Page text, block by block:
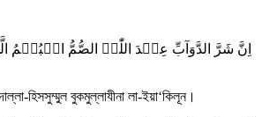
اِنَّ شَرَّ الدَّوَآبِّ عِنۡدَ اللّٰہِ الصُّمُّ الۡبُکۡمُ
হিসসুম্মুল বুকমুল্লাযীনা লা-ইয়া‘কিলূন।